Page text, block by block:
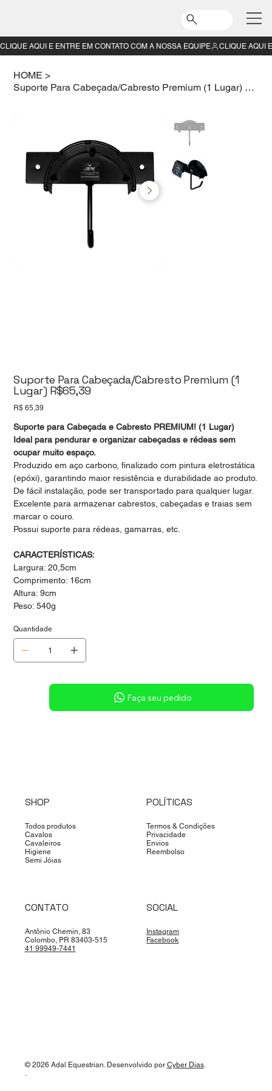
HOME >
Suporte Para Cabeçada/Cabresto Premium (1 Lugar) R$65,39
Suporte Para Cabeçada/Cabresto Premium (1
Lugar) R$65,39
Preço
R$ 65,39
Suporte para Cabeçada e Cabresto PREMIUM! (1 Lugar)
Ideal para pendurar e organizar cabeçadas e rédeas sem
ocupar muito espaço.
Produzido em aço carbono, finalizado com pintura eletrostática
(epóxi), garantindo maior resistência e durabilidade ao produto.
De fácil instalação, pode ser transportado para qualquer lugar.
Excelente para armazenar cabrestos, cabeçadas e traias sem
marcar o couro.
Possui suporte para rédeas, gamarras, etc.
CARACTERÍSTICAS:
Largura: 20,5cm
Comprimento: 16cm
Altura: 9cm
Peso: 540g
Quantidade
Sob consulta
Faça seu pedido
CLIQUE AQUI E ENTRE EM CONTATO COM A NOSSA EQUIPE
SHOP
Todos produtos
Cavalos
Cavaleiros
Higiene
Semi Jóias
POLÍTICAS
Termos & Condições
Privacidade
Envios
Reembolso
CONTATO
Antônio Chemin, 83
Colombo, PR 83403-515
41 99949-7441
SOCIAL
Instagram
Facebook
© 2026 Adal Equestrian. Desenvolvido por Cyber Dias.
.